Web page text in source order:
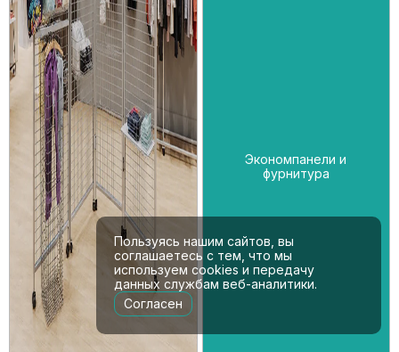
Экономпанели и
фурнитура
Пользуясь нашим сайтов, вы
соглашаетесь с тем, что мы
используем cookies и передачу
данных службам веб-аналитики.
Согласен